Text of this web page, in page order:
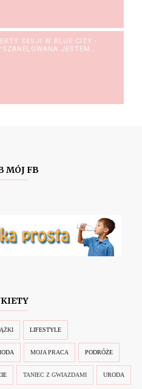
SESJI W BLUE CITY -
JESTEM...
MÓJ FB
LIFESTYLE
MOJA PRACA PODRÓŻE
TANIEC Z GWIAZDAMI URODA